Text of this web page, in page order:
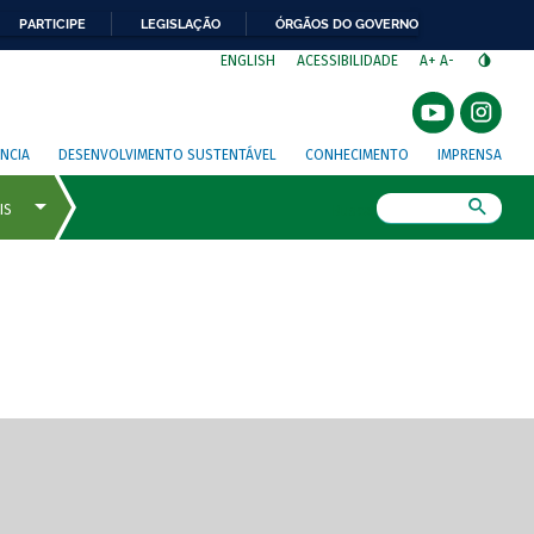
PARTICIPE LEGISLAÇÃO ÓRGÃOS DO GOVERNO
ENGLISH ACESSIBILIDADE A+ A-
DESENVOLVIMENTO SUSTENTÁVEL CONHECIMENTO IMPRENSA
de tela